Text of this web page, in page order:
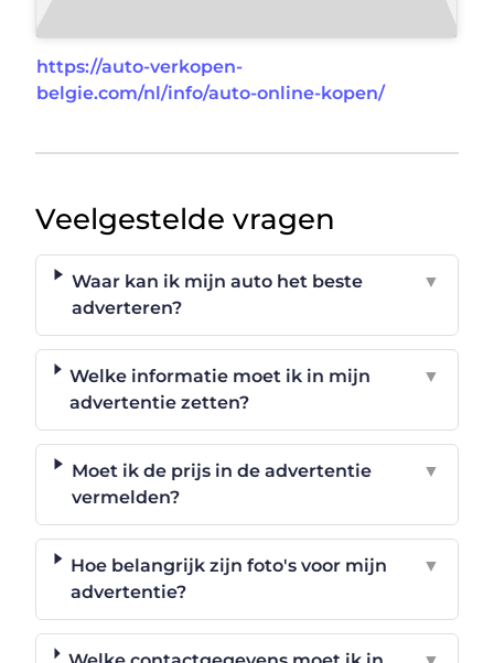
https://auto-verkopen-
belgie.com/nl/info/auto-online-kopen/
Veelgestelde vragen
Waar kan ik mijn auto het beste
adverteren?
▼
Welke informatie moet ik in mijn
advertentie zetten?
▼
Moet ik de prijs in de advertentie
vermelden?
▼
Hoe belangrijk zijn foto's voor mijn
advertentie?
▼